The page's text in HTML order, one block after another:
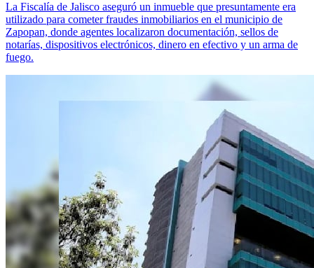
La Fiscalía de Jalisco aseguró un inmueble que presuntamente era
utilizado para cometer fraudes inmobiliarios en el municipio de
Zapopan, donde agentes localizaron documentación, sellos de
notarías, dispositivos electrónicos, dinero en efectivo y un arma de
fuego.